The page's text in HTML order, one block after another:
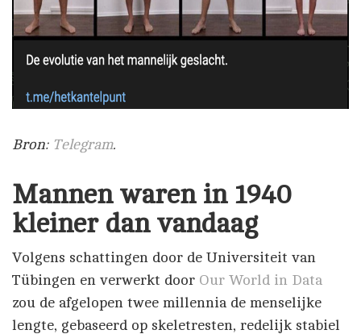
Bron: Telegram.
Mannen waren in 1940
kleiner dan vandaag
Volgens schattingen door de Universiteit van
Tübingen en verwerkt door Our World in Data
zou de afgelopen twee millennia de menselijke
lengte, gebaseerd op skeletresten, redelijk stabiel